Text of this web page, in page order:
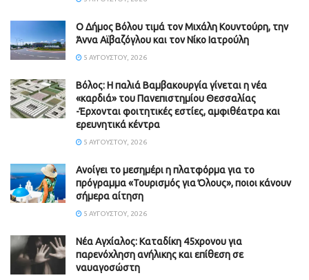
Ο Δήμος Βόλου τιμά τον Μιχάλη Κουντούρη, την
Άννα Αϊβαζόγλου και τον Νίκο Ιατρούλη
5 ΑΥΓΟΎΣΤΟΥ, 2026
Βόλος: Η παλιά Βαμβακουργία γίνεται η νέα
«καρδιά» του Πανεπιστημίου Θεσσαλίας
-Έρχονται φοιτητικές εστίες, αμφιθέατρα και
ερευνητικά κέντρα
5 ΑΥΓΟΎΣΤΟΥ, 2026
Ανοίγει το μεσημέρι η πλατφόρμα για το
πρόγραμμα «Τουρισμός για Όλους», ποιοι κάνουν
σήμερα αίτηση
5 ΑΥΓΟΎΣΤΟΥ, 2026
Νέα Αγχίαλος: Καταδίκη 45χρονου για
παρενόχληση ανήλικης και επίθεση σε
ναυαγοσώστη